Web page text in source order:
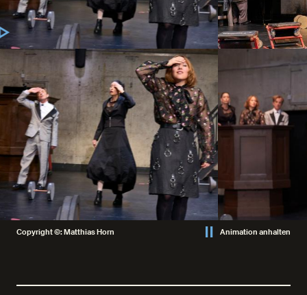
Copyright ©: Matthias Horn Animation anhalten